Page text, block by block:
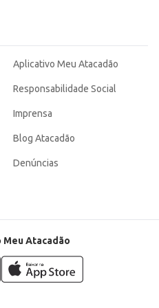
Aplicativo Meu Atacadão
Responsabilidade Social
Imprensa
Blog Atacadão
Denúncias
Atacadão